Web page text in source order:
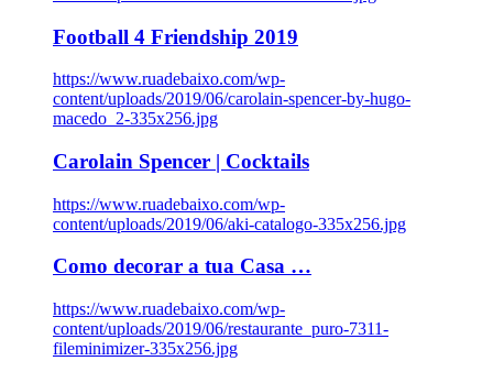
Football 4 Friendship 2019
https://www.ruadebaixo.com/wp-
content/uploads/2019/06/carolain-spencer-by-hugo-
macedo_2-335x256.jpg
Carolain Spencer | Cocktails
https://www.ruadebaixo.com/wp-
content/uploads/2019/06/aki-catalogo-335x256.jpg
Como decorar a tua Casa …
https://www.ruadebaixo.com/wp-
content/uploads/2019/06/restaurante_puro-7311-
fileminimizer-335x256.jpg